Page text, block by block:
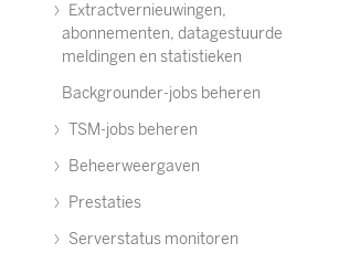
Extractvernieuwingen,
abonnementen, datagestuurde
meldingen en statistieken
Backgrounder-jobs beheren
TSM-jobs beheren
Beheerweergaven
Prestaties
Serverstatus monitoren